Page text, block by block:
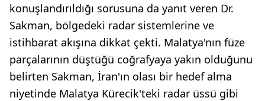
konuşlandırıldığı sorusuna da yanıt veren Dr.
Sakman, bölgedeki radar sistemlerine ve
istihbarat akışına dikkat çekti. Malatya'nın füze
parçalarının düştüğü coğrafyaya yakın olduğunu
belirten Sakman, İran'ın olası bir hedef alma
niyetinde Malatya Kürecik'teki radar üssü gibi